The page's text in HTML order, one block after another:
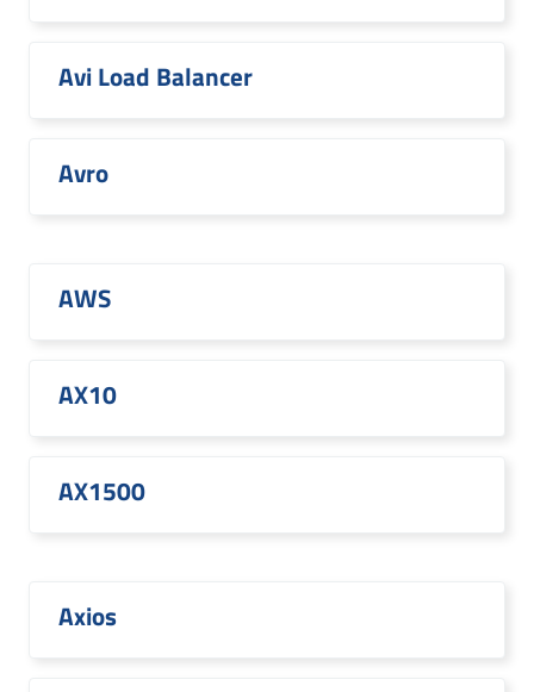
Avi Load Balancer
Avro
AWS
AX10
AX1500
Axios